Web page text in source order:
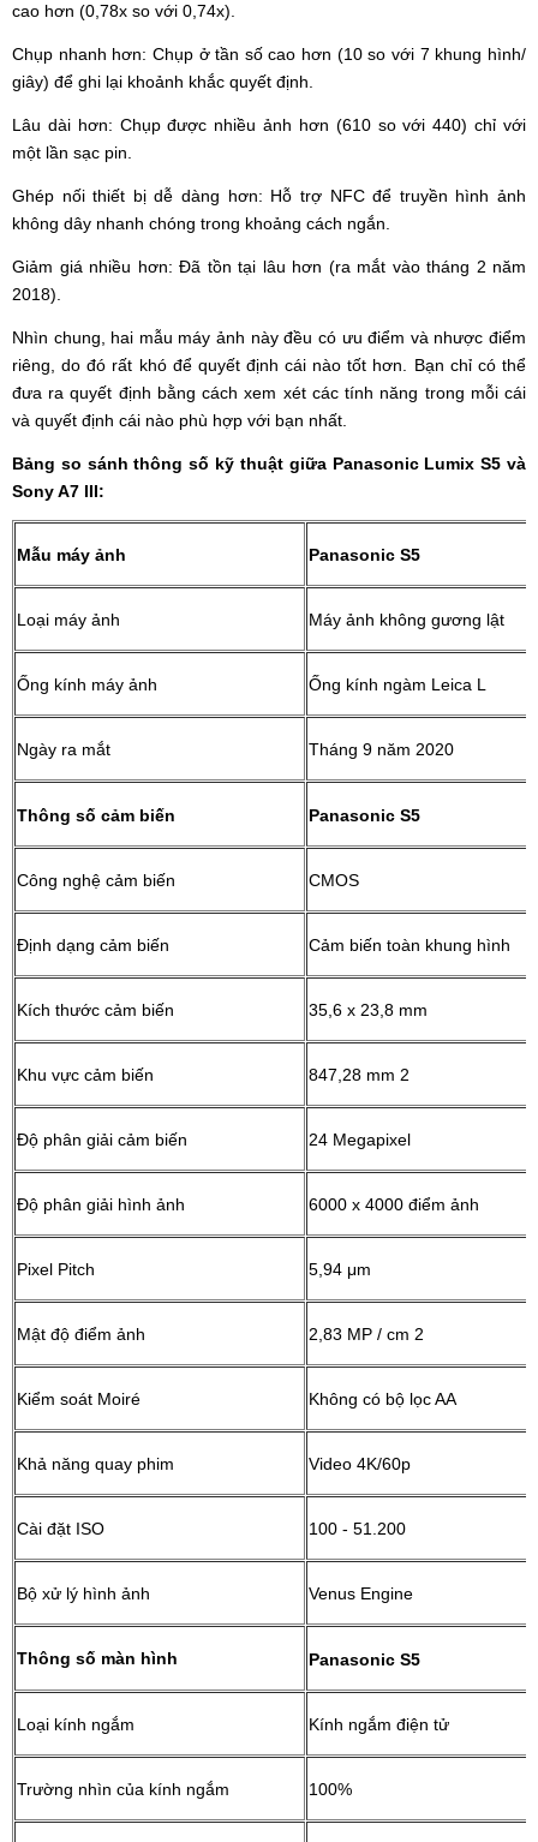
cao hơn (0,78x so với 0,74x).
Chụp nhanh hơn: Chụp ở tần số cao hơn (10 so với 7 khung hình/
giây) để ghi lại khoảnh khắc quyết định.
Lâu dài hơn: Chụp được nhiều ảnh hơn (610 so với 440) chỉ với
một lần sạc pin.
Ghép nối thiết bị dễ dàng hơn: Hỗ trợ NFC để truyền hình ảnh
không dây nhanh chóng trong khoảng cách ngắn.
Giảm giá nhiều hơn: Đã tồn tại lâu hơn (ra mắt vào tháng 2 năm
2018).
Nhìn chung, hai mẫu máy ảnh này đều có ưu điểm và nhược điểm
riêng, do đó rất khó để quyết định cái nào tốt hơn. Bạn chỉ có thể
đưa ra quyết định bằng cách xem xét các tính năng trong mỗi cái
và quyết định cái nào phù hợp với bạn nhất.
Bảng so sánh thông số kỹ thuật giữa Panasonic Lumix S5 và
Sony A7 III:
Mẫu máy ảnh Panasonic S5
Loại máy ảnh Máy ảnh không gương lật
Ống kính máy ảnh Ống kính ngàm Leica L
Ngày ra mắt Tháng 9 năm 2020
Thông số cảm biến Panasonic S5
Công nghệ cảm biến CMOS
Định dạng cảm biến Cảm biến toàn khung hình
Kích thước cảm biến 35,6 x 23,8 mm
Khu vực cảm biến 847,28 mm 2
Độ phân giải cảm biến 24 Megapixel
Độ phân giải hình ảnh 6000 x 4000 điểm ảnh
Pixel Pitch 5,94 μm
Mật độ điểm ảnh 2,83 MP / cm 2
Kiểm soát Moiré Không có bộ lọc AA
Khả năng quay phim Video 4K/60p
Cài đặt ISO 100 - 51.200
Bộ xử lý hình ảnh Venus Engine
Thông số màn hình Panasonic S5
Loại kính ngắm Kính ngắm điện tử
Trường nhìn của kính ngắm 100%